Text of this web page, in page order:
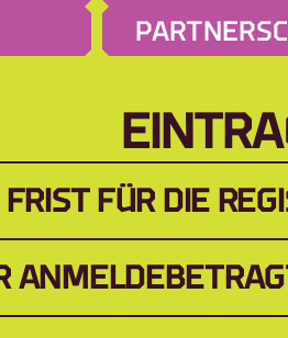
FÜR DIE